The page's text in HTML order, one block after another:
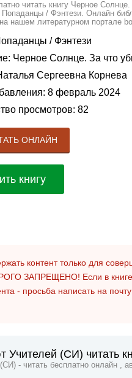
читать книгу Черное
/ Фэнтези. Онлайн
нашем литературном портале
/ Фэнтези
Черное Солнце. За что
Сергеевна Корнева
8 февраль 2024
просмотров: 82
ОНЛАЙН
книгу
контент только для
ЗАПРЕЩЕНО! Если в
- просьба написать на почту
(СИ) читать
- читать бесплатно онлайн ,